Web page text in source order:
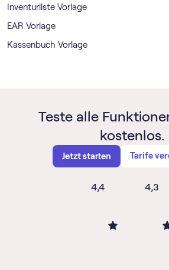
Inventurliste Vorlage
EAR Vorlage
Kassenbuch Vorlage
Teste alle
kostenlos.
Jetzt starten Tarife
4,4 4,3